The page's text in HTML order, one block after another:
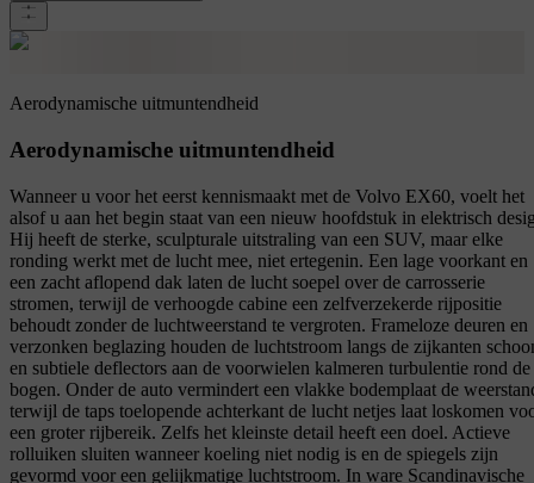
Aerodynamische uitmuntendheid
Aerodynamische uitmuntendheid
Wanneer u voor het eerst kennismaakt met de Volvo EX60, voelt het
alsof u aan het begin staat van een nieuw hoofdstuk in elektrisch
Hij heeft de sterke, sculpturale uitstraling van een SUV, maar elke
ronding werkt met de lucht mee, niet ertegenin. Een lage voorkant en
een zacht aflopend dak laten de lucht soepel over de carrosserie
stromen, terwijl de verhoogde cabine een zelfverzekerde rijpositie
behoudt zonder de luchtweerstand te vergroten. Frameloze deuren en
verzonken beglazing houden de luchtstroom langs de zijkanten
en subtiele deflectors aan de voorwielen kalmeren turbulentie rond de
bogen. Onder de auto vermindert een vlakke bodemplaat de
terwijl de taps toelopende achterkant de lucht netjes laat loskomen
een groter rijbereik. Zelfs het kleinste detail heeft een doel. Actieve
rolluiken sluiten wanneer koeling niet nodig is en de spiegels zijn
gevormd voor een gelijkmatige luchtstroom. In ware Scandinavische